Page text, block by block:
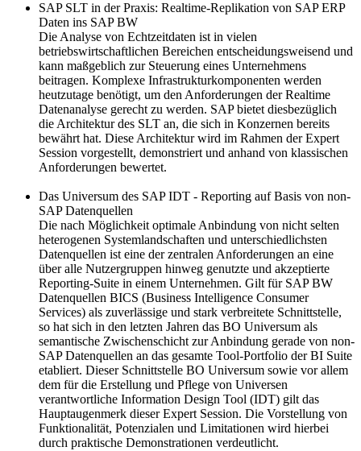
SAP SLT in der Praxis: Realtime-Replikation von SAP ERP
Daten ins SAP BW
Die Analyse von Echtzeitdaten ist in vielen
betriebswirtschaftlichen Bereichen entscheidungsweisend und
kann maßgeblich zur Steuerung eines Unternehmens
beitragen. Komplexe Infrastrukturkomponenten werden
heutzutage benötigt, um den Anforderungen der Realtime
Datenanalyse gerecht zu werden. SAP bietet diesbezüglich
die Architektur des SLT an, die sich in Konzernen bereits
bewährt hat. Diese Architektur wird im Rahmen der Expert
Session vorgestellt, demonstriert und anhand von klassischen
Anforderungen bewertet.
Das Universum des SAP IDT - Reporting auf Basis von non-
SAP Datenquellen
Die nach Möglichkeit optimale Anbindung von nicht selten
heterogenen Systemlandschaften und unterschiedlichsten
Datenquellen ist eine der zentralen Anforderungen an eine
über alle Nutzergruppen hinweg genutzte und akzeptierte
Reporting-Suite in einem Unternehmen. Gilt für SAP BW
Datenquellen BICS (Business Intelligence Consumer
Services) als zuverlässige und stark verbreitete Schnittstelle,
so hat sich in den letzten Jahren das BO Universum als
semantische Zwischenschicht zur Anbindung gerade von non-
SAP Datenquellen an das gesamte Tool-Portfolio der BI Suite
etabliert. Dieser Schnittstelle BO Universum sowie vor allem
dem für die Erstellung und Pflege von Universen
verantwortliche Information Design Tool (IDT) gilt das
Hauptaugenmerk dieser Expert Session. Die Vorstellung von
Funktionalität, Potenzialen und Limitationen wird hierbei
durch praktische Demonstrationen verdeutlicht.